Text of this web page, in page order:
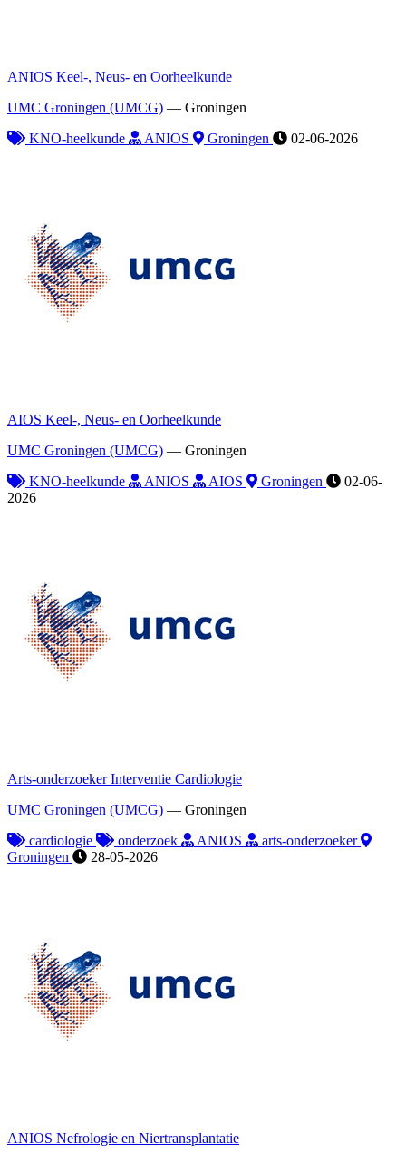
ANIOS Keel-, Neus- en Oorheelkunde
UMC Groningen (UMCG) — Groningen
KNO-heelkunde
ANIOS Groningen 02-06-2026
AIOS Keel-, Neus- en Oorheelkunde
UMC Groningen (UMCG) — Groningen
KNO-heelkunde
ANIOS AIOS Groningen
02-06-
2026
Arts-onderzoeker Interventie Cardiologie
UMC Groningen (UMCG) — Groningen
cardiologie
onderzoek ANIOS
arts-onderzoeker
Groningen
28-05-2026
ANIOS Nefrologie en Niertransplantatie